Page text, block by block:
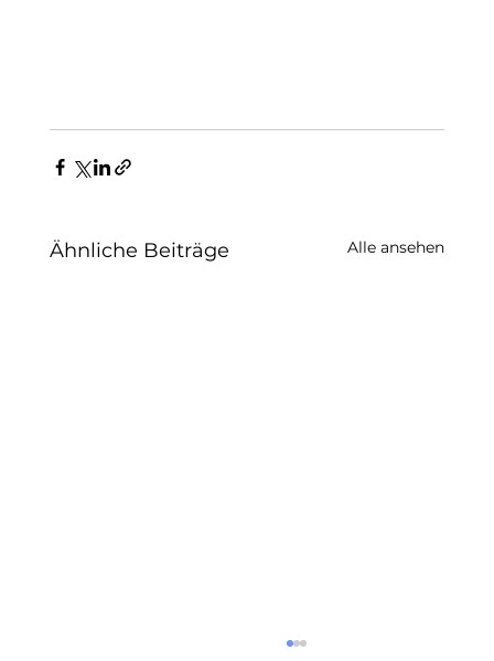
Ähnliche Beiträge Alle ansehen